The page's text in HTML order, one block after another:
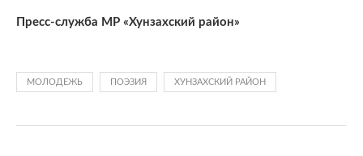
Пресс-служба МР «Хунзахский район»
МОЛОДЕЖЬ ПОЭЗИЯ ХУНЗАХСКИЙ РАЙОН